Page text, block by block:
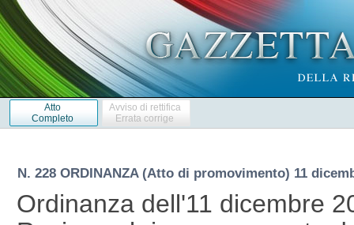
Atto
Completo
Avviso di rettifica
Errata corrige
N. 228 ORDINANZA (Atto di promovimento) 11
Ordinanza dell'11 dicembre